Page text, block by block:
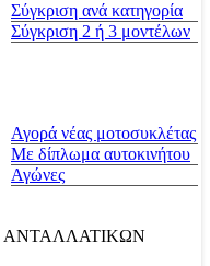
Σύγκριση ανά κατηγορία
Σύγκριση 2 ή 3 μοντέλων
Αγορά νέας μοτοσυκλέτας
Με δίπλωμα αυτοκινήτου
Αγώνες
ΑΝΤΑΛΛΑΤΙΚΩΝ